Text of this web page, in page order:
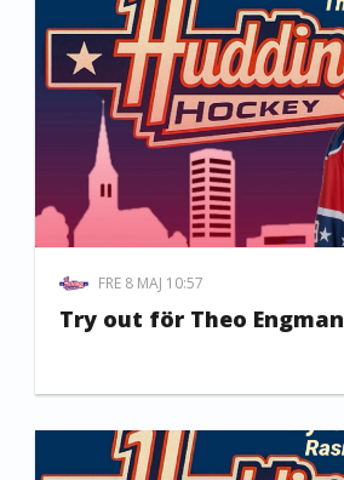
FRE 8 MAJ 10:57
Try out för Theo Engman